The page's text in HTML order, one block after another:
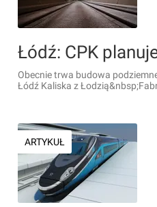
Obecnie trwa budowa
Łódź Kaliska z
ARTYKUŁ